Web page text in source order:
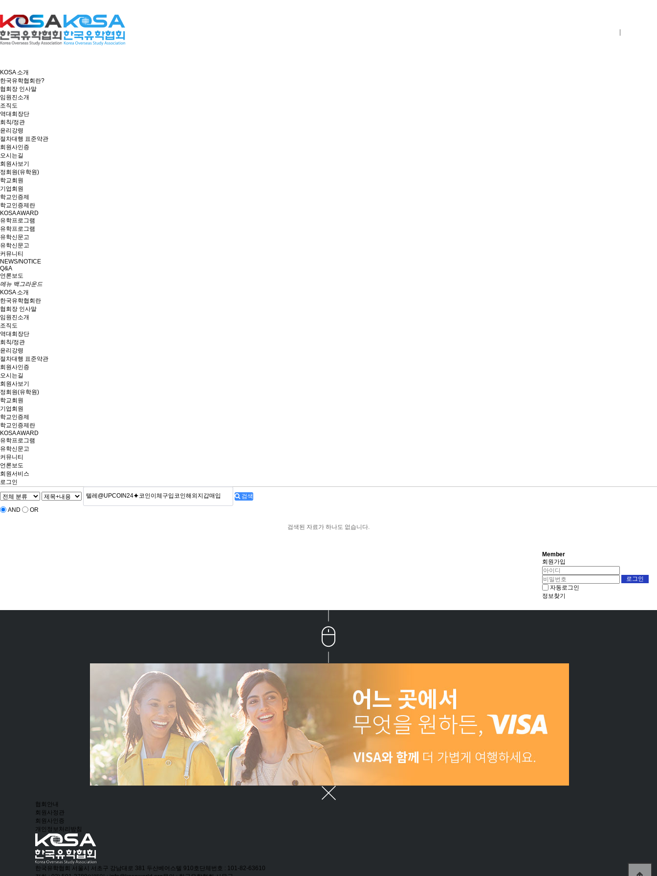
KOSA 소개
한국유학협회란?
협회장 인사말
임원진소개
조직도
역대회장단
회칙/정관
윤리강령
절차대행 표준약관
회원사인증
오시는길
회원사보기
정회원(유학원)
학교회원
기업회원
학교인증제
학교인증제란
KOSA AWARD
유학프로그램
유학프로그램
유학신문고
유학신문고
커뮤니티
NEWS/NOTICE
Q&A
언론보도
메뉴 백그라운드
KOSA 소개
한국유학협회란
협회장 인사말
임원진소개
조직도
역대회장단
회칙/정관
윤리강령
절차대행 표준약관
회원사인증
오시는길
회원사보기
정회원(유학원)
학교회원
기업회원
학교인증제
학교인증제란
KOSA AWARD
유학프로그램
유학신문고
커뮤니티
언론보도
회원서비스
로그인
검색
AND OR
검색된 자료가 하나도 없습니다.
Member
회원가입
자동로그인
정보찾기
협회안내
회원사정관
회원사인증
개인정보처리방침
한국유학협회 서울시 서초구 강남대로 381 두산베어스텔 910호 단체번호 : 101-82-63610